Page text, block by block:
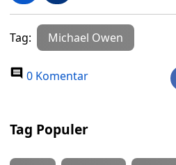
Tag: Michael Owen
0 Komentar
Tag Populer